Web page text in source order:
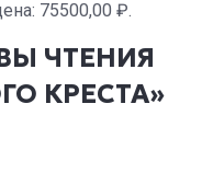
75500,00 ₽.
ЧТЕНИЯ
КРЕСТА»